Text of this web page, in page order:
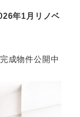
年1月リノベ
成物件公開中